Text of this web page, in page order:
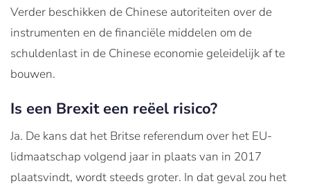
Verder beschikken de Chinese autoriteiten over de
instrumenten en de financiële middelen om de
schuldenlast in de Chinese economie geleidelijk af te
bouwen.
Is een Brexit een reëel risico?
Ja. De kans dat het Britse referendum over het EU-
lidmaatschap volgend jaar in plaats van in 2017
plaatsvindt, wordt steeds groter. In dat geval zou het